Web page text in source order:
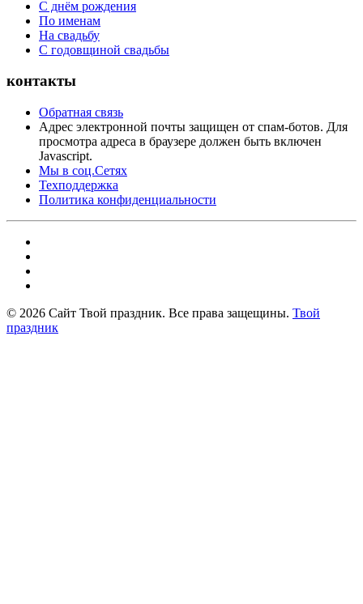
С днём рождения
По именам
На свадьбу
С годовщиной свадьбы
контакты
Обратная связь
Адрес электронной почты защищен от спам-ботов. Для
просмотра адреса в браузере должен быть включен
Javascript.
Мы в соц.Сетях
Техподдержка
Политика конфиденциальности
© 2026 Сайт Твой праздник. Все права защещины. Твой
праздник